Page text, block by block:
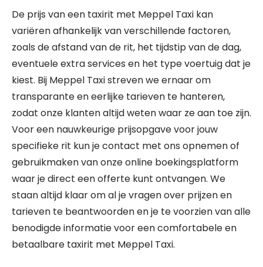
De prijs van een taxirit met Meppel Taxi kan
variëren afhankelijk van verschillende factoren,
zoals de afstand van de rit, het tijdstip van de dag,
eventuele extra services en het type voertuig dat je
kiest. Bij Meppel Taxi streven we ernaar om
transparante en eerlijke tarieven te hanteren,
zodat onze klanten altijd weten waar ze aan toe zijn.
Voor een nauwkeurige prijsopgave voor jouw
specifieke rit kun je contact met ons opnemen of
gebruikmaken van onze online boekingsplatform
waar je direct een offerte kunt ontvangen. We
staan altijd klaar om al je vragen over prijzen en
tarieven te beantwoorden en je te voorzien van alle
benodigde informatie voor een comfortabele en
betaalbare taxirit met Meppel Taxi.